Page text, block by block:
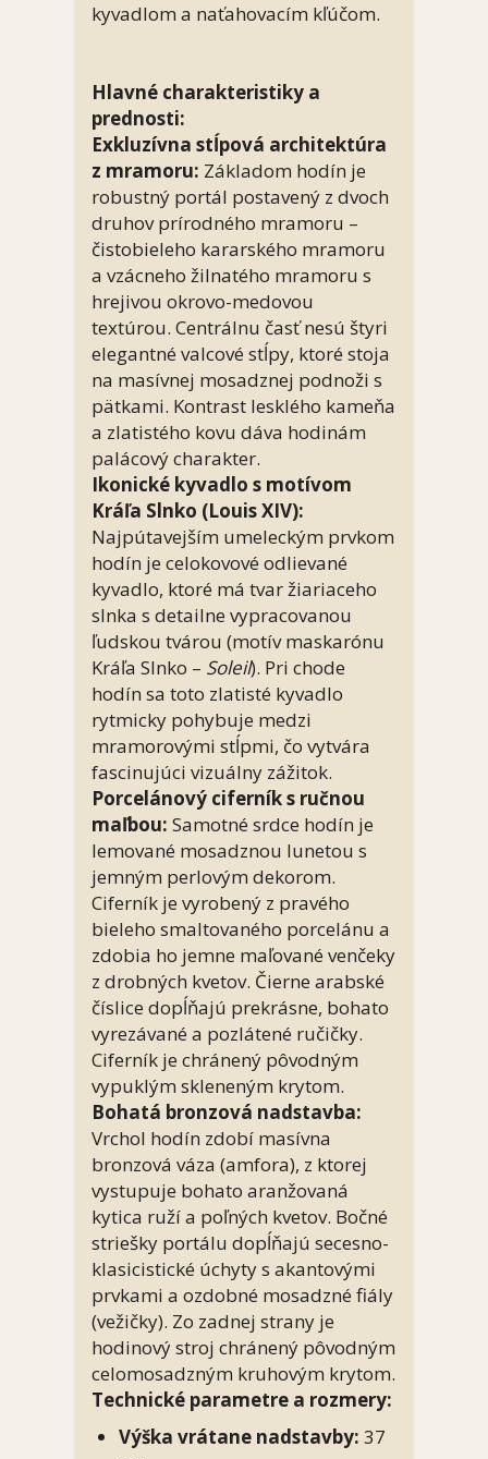
kyvadlom a naťahovacím kľúčom.
Hlavné charakteristiky a
prednosti:
Exkluzívna stĺpová architektúra
z mramoru: Základom hodín je
robustný portál postavený z dvoch
druhov prírodného mramoru –
čistobieleho kararského mramoru
a vzácneho žilnatého mramoru s
hrejivou okrovo-medovou
textúrou. Centrálnu časť nesú štyri
elegantné valcové stĺpy, ktoré stoja
na masívnej mosadznej podnoži s
pätkami. Kontrast lesklého kameňa
a zlatistého kovu dáva hodinám
palácový charakter.
Ikonické kyvadlo s motívom
Kráľa Slnko (Louis XIV):
Najpútavejším umeleckým prvkom
hodín je celokovové odlievané
kyvadlo, ktoré má tvar žiariaceho
slnka s detailne vypracovanou
ľudskou tvárou (motív maskarónu
Kráľa Slnko – Soleil). Pri chode
hodín sa toto zlatisté kyvadlo
rytmicky pohybuje medzi
mramorovými stĺpmi, čo vytvára
fascinujúci vizuálny zážitok.
Porcelánový ciferník s ručnou
maľbou: Samotné srdce hodín je
lemované mosadznou lunetou s
jemným perlovým dekorom.
Ciferník je vyrobený z pravého
bieleho smaltovaného porcelánu a
zdobia ho jemne maľované venčeky
z drobných kvetov. Čierne arabské
číslice dopĺňajú prekrásne, bohato
vyrezávané a pozlátené ručičky.
Ciferník je chránený pôvodným
vypuklým skleneným krytom.
Bohatá bronzová nadstavba:
Vrchol hodín zdobí masívna
bronzová váza (amfora), z ktorej
vystupuje bohato aranžovaná
kytica ruží a poľných kvetov. Bočné
striešky portálu dopĺňajú secesno-
klasicistické úchyty s akantovými
prvkami a ozdobné mosadzné fiály
(vežičky). Zo zadnej strany je
hodinový stroj chránený pôvodným
celomosadzným kruhovým krytom.
Technické parametre a rozmery:
Výška vrátane nadstavby: 37